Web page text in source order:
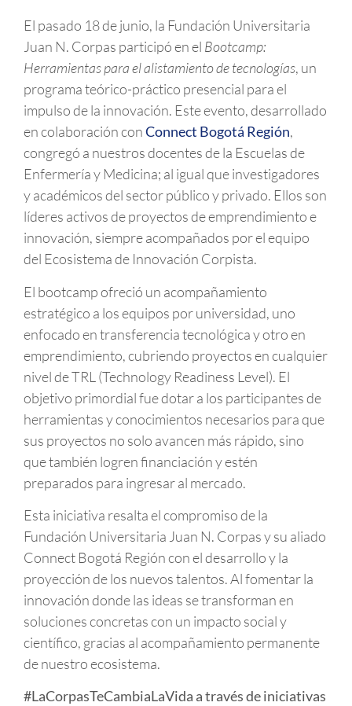
El pasado 18 de junio, la Fundación Universitaria
Juan N. Corpas participó en el Bootcamp:
Herramientas para el alistamiento de tecnologías, un
programa teórico-práctico presencial para el
impulso de la innovación. Este evento, desarrollado
en colaboración conConnect Bogotá Región,
congregó a nuestros docentes de la Escuelas de
Enfermería y Medicina; al igual que investigadores
y académicos del sector público y privado. Ellos son
líderes activos de proyectos de emprendimiento e
innovación, siempre acompañados por el equipo
del Ecosistema de Innovación Corpista.
El bootcamp ofreció un acompañamiento
estratégico a los equipos por universidad, uno
enfocado en transferencia tecnológica y otro en
emprendimiento, cubriendo proyectos en cualquier
nivel de TRL (Technology Readiness Level). El
objetivo primordial fue dotar a los participantes de
herramientas y conocimientos necesarios para que
sus proyectos no solo avancen más rápido, sino
que también logren financiación y estén
preparados para ingresar al mercado.
Esta iniciativa resalta el compromiso de la
Fundación Universitaria Juan N. Corpas y su aliado
Connect Bogotá Región con el desarrollo y la
proyección de los nuevos talentos. Al fomentar la
innovación donde las ideas se transforman en
soluciones concretas con un impacto social y
científico, gracias al acompañamiento permanente
de nuestro ecosistema.
#LaCorpasTeCambiaLaVida a través de iniciativas